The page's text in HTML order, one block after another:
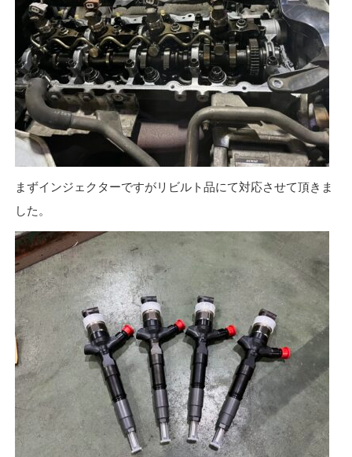
まずインジェクターですがリビルト品にて対応させて頂きま
した。